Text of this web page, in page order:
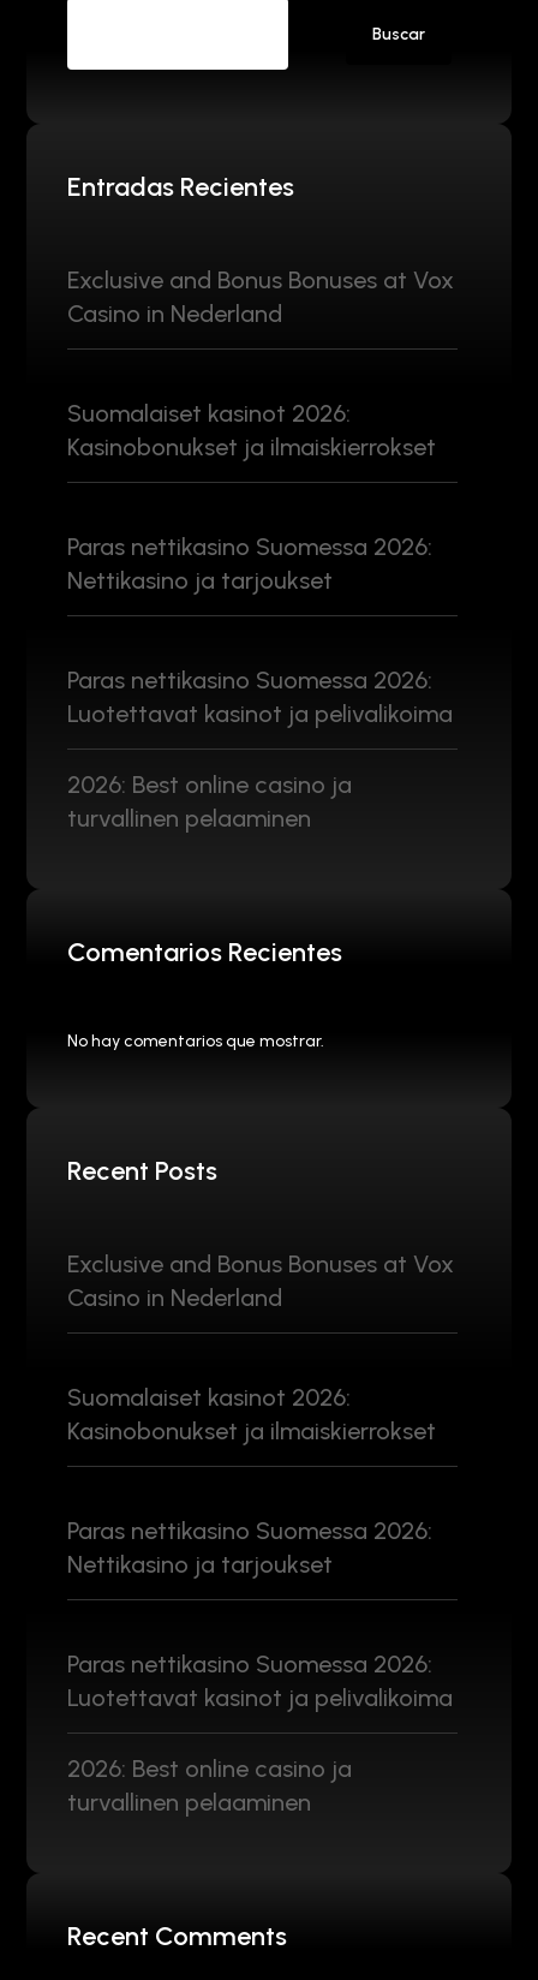
Buscar
Entradas Recientes
Exclusive and Bonus Bonuses at Vox
Casino in Nederland
Suomalaiset kasinot 2026:
Kasinobonukset ja ilmaiskierrokset
Paras nettikasino Suomessa 2026:
Nettikasino ja tarjoukset
Paras nettikasino Suomessa 2026:
Luotettavat kasinot ja pelivalikoima
2026: Best online casino ja
turvallinen pelaaminen
Comentarios Recientes
No hay comentarios que mostrar.
Recent Posts
Exclusive and Bonus Bonuses at Vox
Casino in Nederland
Suomalaiset kasinot 2026:
Kasinobonukset ja ilmaiskierrokset
Paras nettikasino Suomessa 2026:
Nettikasino ja tarjoukset
Paras nettikasino Suomessa 2026:
Luotettavat kasinot ja pelivalikoima
2026: Best online casino ja
turvallinen pelaaminen
Recent Comments